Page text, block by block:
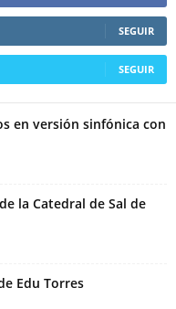
SEGUIR
SEGUIR
en versión sinfónica con
la Catedral de Sal de
Edu Torres